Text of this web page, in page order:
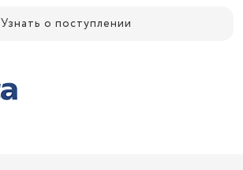
Узнать о поступлении